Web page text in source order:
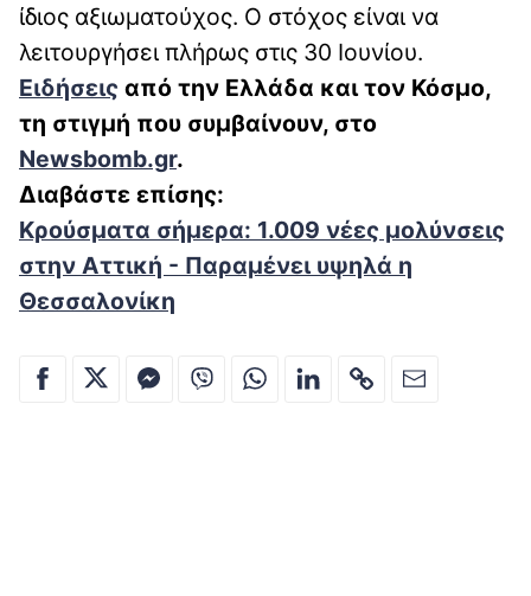
ίδιος αξιωματούχος. Ο στόχος είναι να
λειτουργήσει πλήρως στις 30 Ιουνίου.
Ειδήσεις από την Ελλάδα και τον Κόσμο,
τη στιγμή που συμβαίνουν, στο
Newsbomb.gr.
Διαβάστε επίσης:
Κρούσματα σήμερα: 1.009 νέες μολύνσεις
στην Αττική - Παραμένει υψηλά η
Θεσσαλονίκη